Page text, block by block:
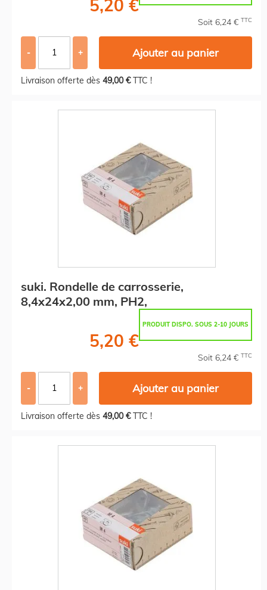
5,20 €
Soit 6,24 € TTC
- + Ajouter au panier
Livraison offerte dès 49,00 €TTC !
suki. Rondelle de carrosserie,
8,4x24x2,00 mm, PH2,
PRODUIT DISPO. SOUS 2-10 JOURS
5,20 €
Soit 6,24 € TTC
- + Ajouter au panier
Livraison offerte dès 49,00 €TTC !